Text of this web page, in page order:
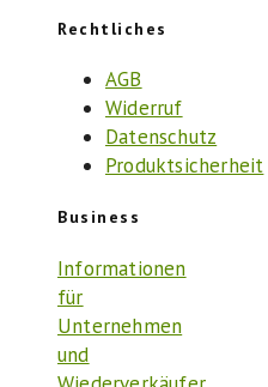
Rechtliches
AGB
Widerruf
Datenschutz
Produktsicherheit
Business
Informationen
für
Unternehmen
und